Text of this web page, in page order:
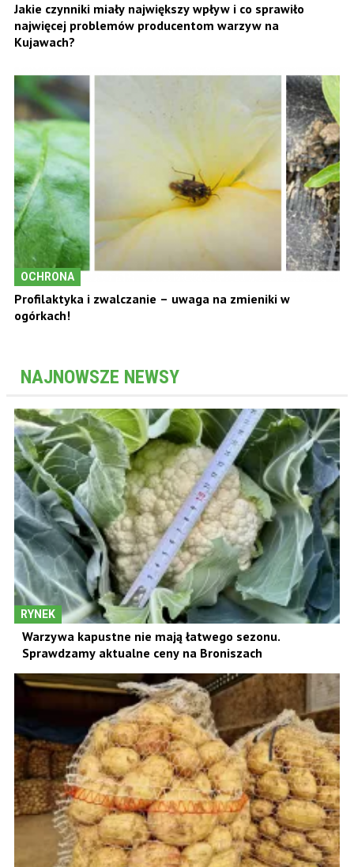
Jakie czynniki miały największy wpływ i co sprawiło
najwięcej problemów producentom warzyw na
Kujawach?
OCHRONA
Profilaktyka i zwalczanie – uwaga na zmieniki w
ogórkach!
NAJNOWSZE NEWSY
RYNEK
Warzywa kapustne nie mają łatwego sezonu.
Sprawdzamy aktualne ceny na Broniszach